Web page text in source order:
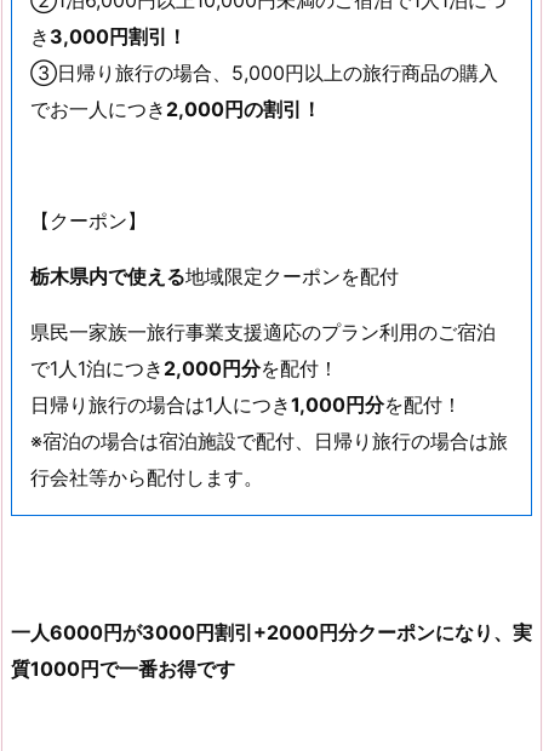
き 3,000円割引！
③日帰り旅行の場合、5,000円以上の旅行商品の購入
でお一人につき 2,000円の割引！
【クーポン】
栃木県内で使える地域限定クーポンを配付
県民一家族一旅行事業支援適応のプラン利用のご宿泊
で1人1泊につき 2,000円分を配付！
日帰り旅行の場合は1人につき1,000円分を配付！
※宿泊の場合は宿泊施設で配付、日帰り旅行の場合は旅
行会社等から配付します。
一人6000円が3000円割引+2000円分クーポンになり、実
質1000円で一番お得です